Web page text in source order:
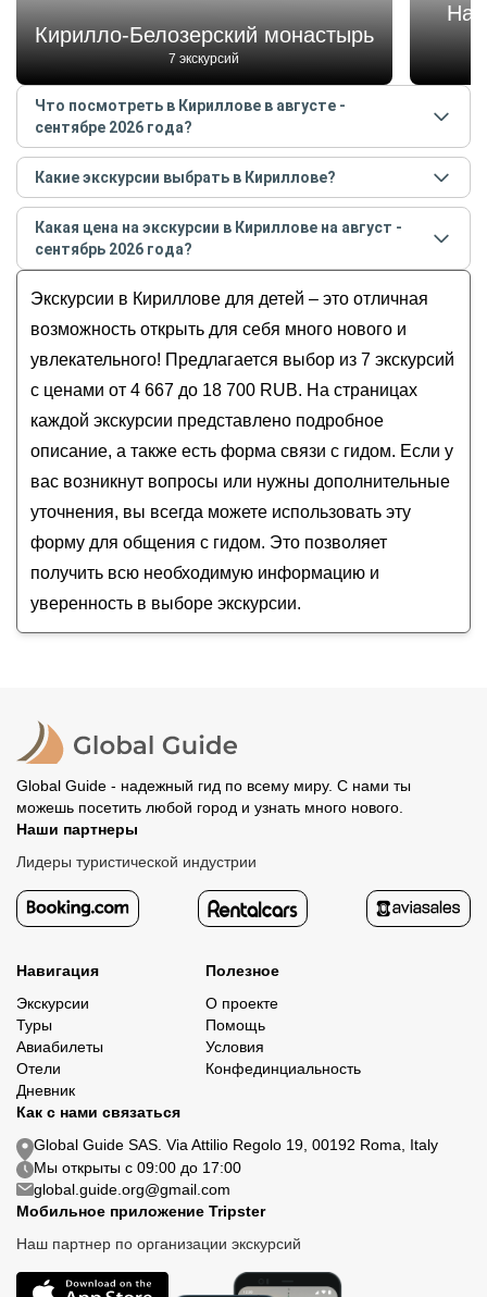
Кирилло-Белозерский монастырь
7 экскурсий
Что посмотреть в Кириллове в августе -
сентябре 2026 года?
Самые популярные местав Кирилловев августе -
сентябре 2026года:
Кирилло-Белозерский монастырь
Национальный парк «Русский Север»
Горицкий монастырь
Казанский собор
Ферапонтов монастырь
Какие экскурсии выбрать в Кириллове?
Самые популярные экскурсиив Кирилловев
августе - сентябре 2026года:
Вокруг Кирилло-Белозерского монастыря
Добро пожаловать в Кириллов!
Монастыри Северной Фиваиды: Кирилло-
Белозерский, Горицкий, Ферапонтов
В гостях у мастера корабельного дела
Экскурсия в музей-лавку Кирилловских купцовъ
Какая цена на экскурсии в Кириллове на август -
сентябрь 2026 года?
сентябрь 2026года от 4 667до 18 700 RUB
Экскурсии в Кириллове для детей – это отличная
возможность открыть для себя много нового и
увлекательного! Предлагается выбор из 7 экскурсий
с ценами от 4 667 до 18 700 RUB. На страницах
каждой экскурсии представлено подробное
описание, а также есть форма связи с гидом. Если у
вас возникнут вопросы или нужны дополнительные
уточнения, вы всегда можете использовать эту
форму для общения с гидом. Это позволяет
получить всю необходимую информацию и
уверенность в выборе экскурсии.
Global Guide - надежный гид по всему миру. С нами ты
можешь посетить любой город и узнать много нового.
Наши партнеры
Лидеры туристической индустрии
Навигация
Экскурсии
Туры
Авиабилеты
Отели
Дневник
Полезное
О проекте
Помощь
Условия
Конфединциальность
Как с нами связаться
Global Guide SAS. Via Attilio Regolo 19, 00192 Roma, Italy
Мы открыты с 09:00 до 17:00
global.guide.org@gmail.com
Мобильное приложение Tripster
Наш партнер по организации экскурсий